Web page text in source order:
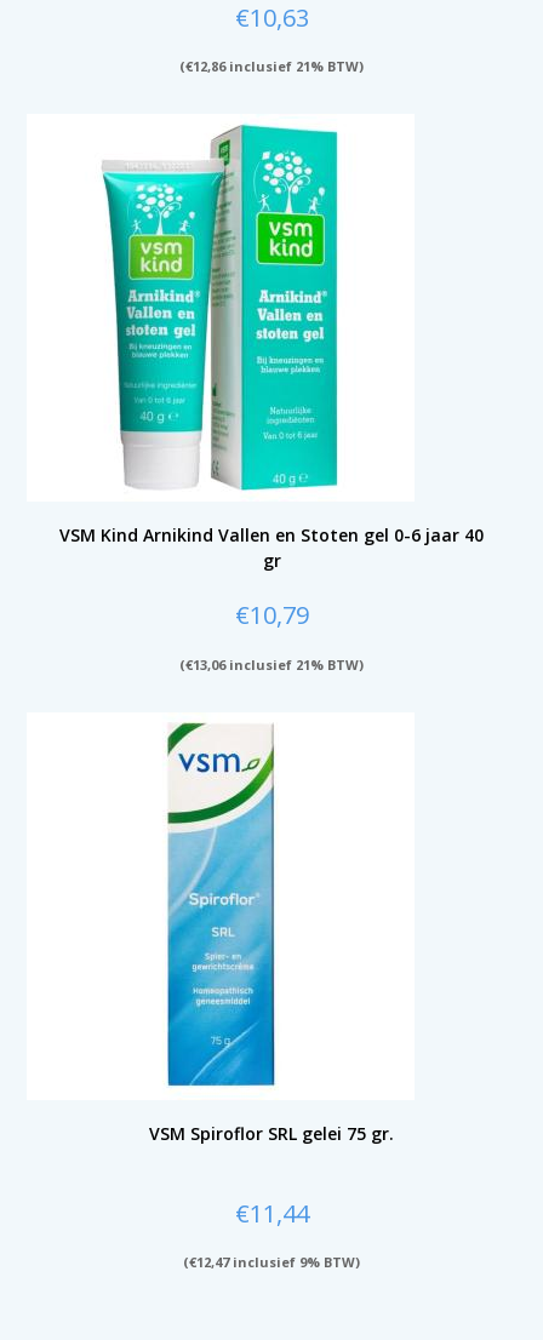
€10,63
(€12,86inclusief 21% BTW)
VSM Kind Arnikind Vallen en Stoten gel 0-6 jaar 40
gr
€10,79
(€13,06inclusief 21% BTW)
VSM Spiroflor SRL gelei 75 gr.
€11,44
(€12,47inclusief 9% BTW)